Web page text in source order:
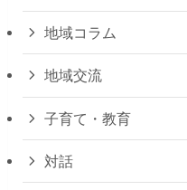
地域コラム
地域交流
子育て・教育
対話